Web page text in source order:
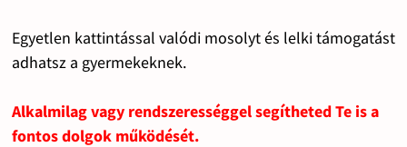
Egyetlen kattintással valódi mosolyt és lelki támogatást
adhatsz a gyermekeknek.
Alkalmilag vagy rendszerességgel segítheted Te is a
fontos dolgok működését.